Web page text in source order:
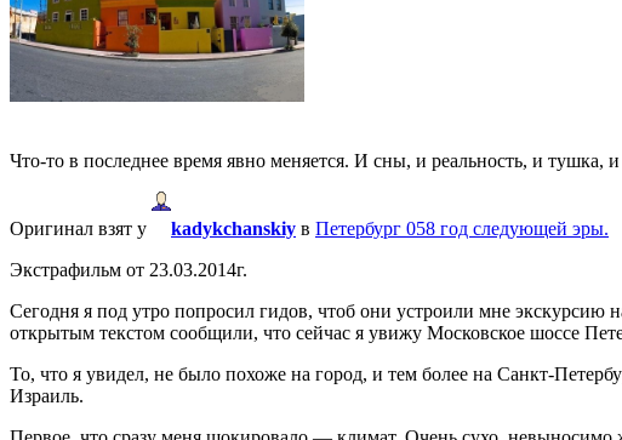
Что-то в последнее время явно меняется. И сны, и реальность, и
Оригинал взят у kadykchanskiy в Петербург 058 год следующей эры.
Экстрафильм от 23.03.2014г.
Сегодня я под утро попросил гидов, чтоб они устроили мне экскурсию
открытым текстом сообщили, что сейчас я увижу Московское шоссе
То, что я увидел, не было похоже на город, и тем более на Санкт-
Израиль.